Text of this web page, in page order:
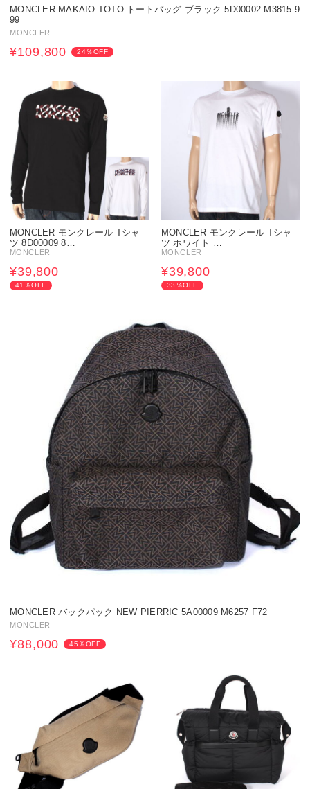
MONCLER MAKAIO TOTO トートバッグ ブラック 5D00002 M3815 9
99
MONCLER
¥109,800 24％OFF
MONCLER モンクレール Tシャ
ツ 8D00009 8…
MONCLER
¥39,800
41％OFF
MONCLER モンクレール Tシャ
ツ ホワイト …
MONCLER
¥39,800
33％OFF
MONCLER バックパック NEW PIERRIC 5A00009 M6257 F72
MONCLER
¥88,000 45％OFF